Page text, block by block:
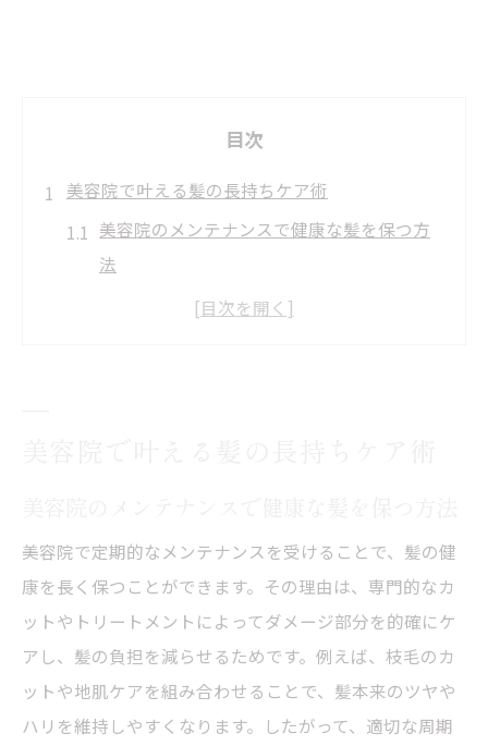
目次
美容院で叶える髪の長持ちケア術
美容院のメンテナンスで健康な髪を保つ方
法
美容院選びが髪の長持ちに与える影響とは
美容院の頻度が髪型長持ちに与える効果
美容院でのカウンセリングを活かすポイン
ト
美容院で理想の髪型を実現するコツ
髪質に合わせた美容院活用法の選び方
美容院で定期的なメンテナンスを受けることで、髪の健
康を長く保つことができます。その理由は、専門的なカ
ットやトリートメントによってダメージ部分を的確にケ
アし、髪の負担を減らせるためです。例えば、枝毛のカ
ットや地肌ケアを組み合わせることで、髪本来のツヤや
ハリを維持しやすくなります。したがって、適切な周期